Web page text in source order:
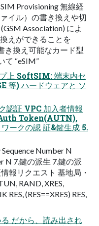
Provisioning 無線経
イル）の書き換えや切
Association) によ
えができることを
き換え可能なカード型
て “eSIM”
上 SoftSIM: 端末内セ
等) ハードウェアと ソ
認証 VPC 加入者情報
Auth Token(AUTN),
ークの認 証&鍵生成 5.
Number N
N 7.鍵の派生 7.鍵の派
報リクエスト 基地局・
RAND, XRES,
(RES==XRES) RES,
だから、読み出され